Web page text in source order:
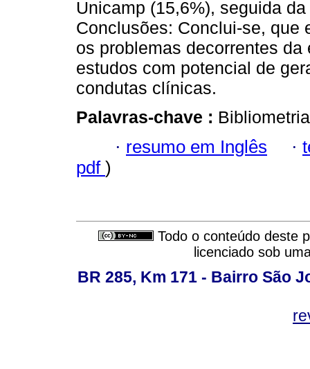
Unicamp (15,6%), seguida
Conclusões: Conclui-se, que
os problemas decorrentes
estudos com potencial de
condutas clínicas.
Palavras-chave :
· resumo em Inglês ·
pdf )
Todo o conteúdo deste
licenciado sob
BR 285, Km 171 - Bairro São